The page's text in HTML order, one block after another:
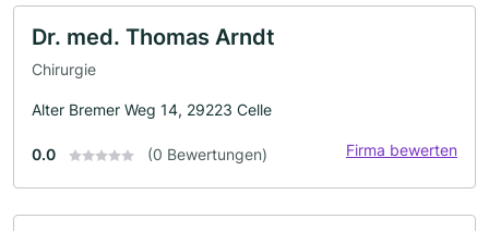
Dr. med. Thomas Arndt
Chirurgie
Alter Bremer Weg 14, 29223 Celle
0.0 (0 Bewertungen) Firma bewerten